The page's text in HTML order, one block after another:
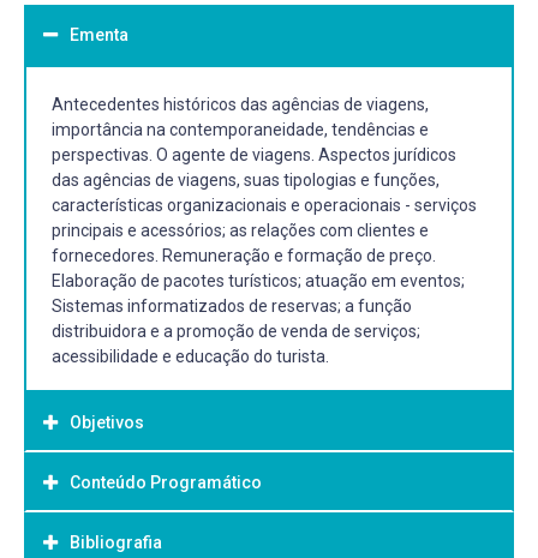
Ementa
Antecedentes históricos das agências de viagens,
importância na contemporaneidade, tendências e
perspectivas. O agente de viagens. Aspectos jurídicos
das agências de viagens, suas tipologias e funções,
características organizacionais e operacionais - serviços
principais e acessórios; as relações com clientes e
fornecedores. Remuneração e formação de preço.
Elaboração de pacotes turísticos; atuação em eventos;
Sistemas informatizados de reservas; a função
distribuidora e a promoção de venda de serviços;
acessibilidade e educação do turista.
Objetivos
Objetivo Geral:
Conhecer em termos históricos e contemporâneos, o
Conteúdo Programático
Bibliografia